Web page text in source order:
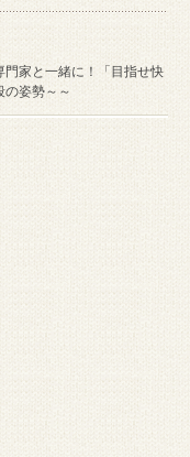
門家と一緒に！「目指せ快
の姿勢～～